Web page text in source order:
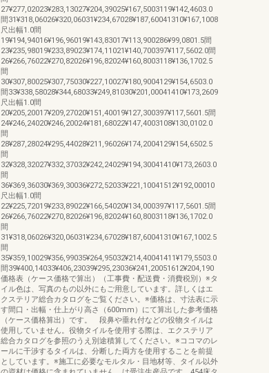
27¥277,02023¥283,13027¥204,39025¥167,5003119¥142,4603.0
間31¥318,06026¥320,06031¥234,67028¥187,60041310¥167,1008
尺出幅1.0間
19¥194,94016¥196,96019¥143,83017¥113,900286¥99,0801.5間
23¥235,98019¥233,89023¥174,11021¥140,700397¥117,5602.0間
26¥266,76022¥270,82026¥196,82024¥160,8003118¥136,1702.5
間
30¥307,80025¥307,75030¥227,10027¥180,9004129¥154,6503.0
間33¥338,58028¥344,68033¥249,81030¥201,00041410¥173,2609
尺出幅1.0間
20¥205,20017¥209,27020¥151,40019¥127,300397¥117,5601.5間
24¥246,24020¥246,20024¥181,68022¥147,4003108¥130,0102.0
間
28¥287,28024¥295,44028¥211,96026¥174,2004129¥154,6502.5
間
32¥328,32027¥332,37032¥242,24029¥194,30041410¥173,2603.0
間
36¥369,36030¥369,30036¥272,52033¥221,10041512¥192,00010
尺出幅1.0間
22¥225,72019¥233,89022¥166,54020¥134,000397¥117,5601.5間
26¥266,76022¥270,82026¥196,82024¥160,8003118¥136,1702.0
間
31¥318,06026¥320,06031¥234,67028¥187,60041310¥167,1002.5
間
35¥359,10029¥356,99035¥264,95032¥214,40041411¥179,5503.0
間39¥400,14033¥406,23039¥295,23036¥241,20051612¥204,190
価格表（ケース価格で算出）（工事費・配送費・消費税別）※タ
イル色は、写真のもの以外にもご用意しています。詳しくはエ
クステリア総合カタログをご覧ください。※価格は、寸法表に示
す間口・出幅・仕上がり高さ（600mm）にて算出した参考価格
（ケース価格算出）です。 段鼻や垂れ付などの役物タイルは
使用していません。役物タイルを使用する際は、エクステリア
総合カタログを参照のうえ別途積算してください。※ココマのレ
ールに干渉するタイルは、分断した両方を使用することを前提
としています。※施工に必要なモルタル・目地材等、タイル以外